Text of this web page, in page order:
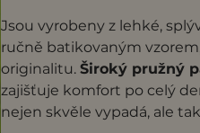
Jsou vyrobeny z lehké,
ručně batikovaným
originalitu. Široký pružný
zajišťuje komfort po celý
nejen skvěle vypadá, ale